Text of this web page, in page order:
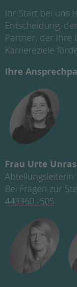
Ihr Start bei uns
Entscheidung,
Partner, der Ihre
Karriereziele
Ihre
Frau Urte
Abteilungsleiterin
Bei Fragen zur
443360 -505